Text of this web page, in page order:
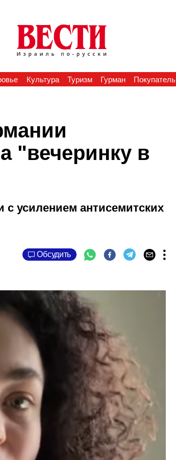
Культура Туризм Гурман Покупатель
"вечеринку в
с усилением антисемитских
Обсудить